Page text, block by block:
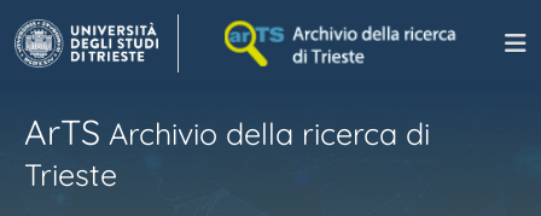
ArTS Archivio della ricerca di
Trieste